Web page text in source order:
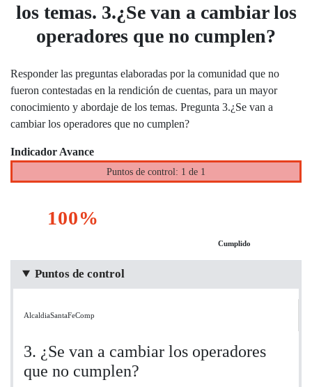
los temas. 3.¿Se van a cambiar los
operadores que no cumplen?
Responder las preguntas elaboradas por la comunidad que no
fueron contestadas en la rendición de cuentas, para un mayor
conocimiento y abordaje de los temas. Pregunta 3.¿Se van a
cambiar los operadores que no cumplen?
Indicador Avance
Puntos de control: 1 de 1
100%
Cumplido
Puntos de control
AlcaldiaSantaFeComp
3. ¿Se van a cambiar los operadores
que no cumplen?